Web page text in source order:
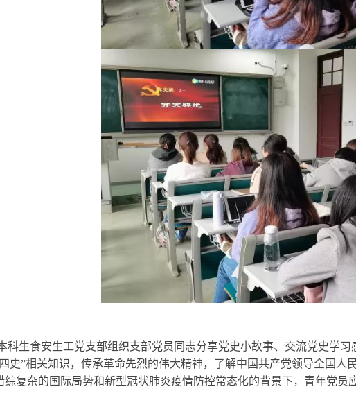
科生食安生工党支部组织支部党员同志分享党史小故事、交流党史学习
史”相关知识，传承革命先烈的伟大精神，了解中国共产党领导全国人
综复杂的国际局势和新型冠状肺炎疫情防控常态化的背景下，青年党员